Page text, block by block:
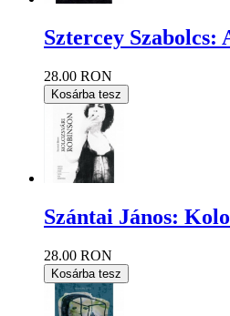
Sztercey Szabolcs:
28.00 RON
Kosárba tesz
Szántai János:
28.00 RON
Kosárba tesz